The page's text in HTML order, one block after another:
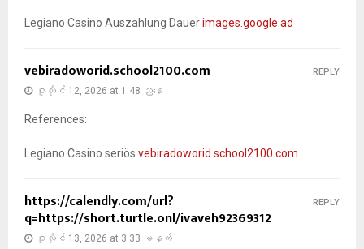
Legiano Casino Auszahlung Dauerimages.google.ad
vebiradoworid.school2100.com
ဇူလိုင် 12, 2026 at 1:48 ညနေ
References:
Legiano Casino seriös vebiradoworid.school2100.com
REPLY
https://calendly.com/url?
q=https://short.turtle.onl/ivaveh92369312
ဇူလိုင် 13, 2026 at 3:33 မနက်
REPLY